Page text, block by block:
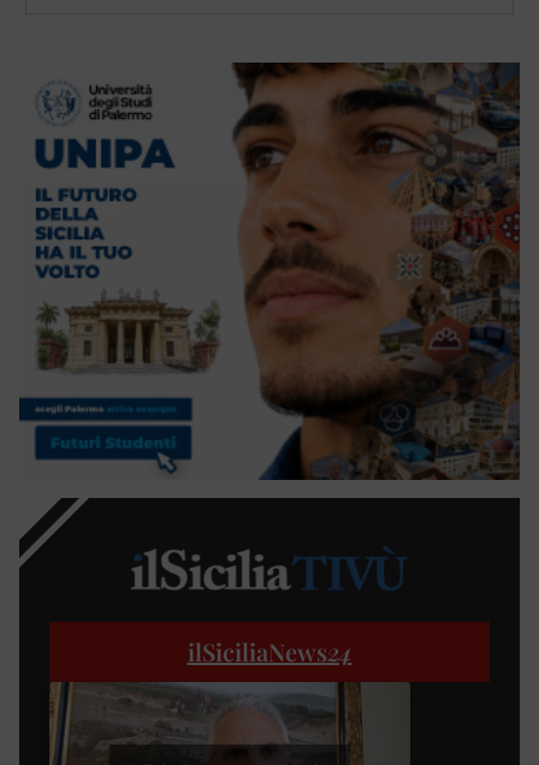
ilSiciliaNews24